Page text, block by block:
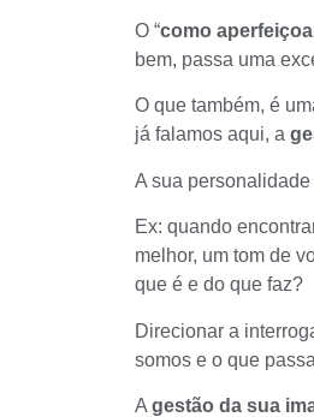
O “como
bem, passa uma
O que também, é
já falamos aqui, a
A sua
Ex: quando
melhor, um tom de
que é e do que faz?
Direcionar a
somos e o que
A gestão da sua